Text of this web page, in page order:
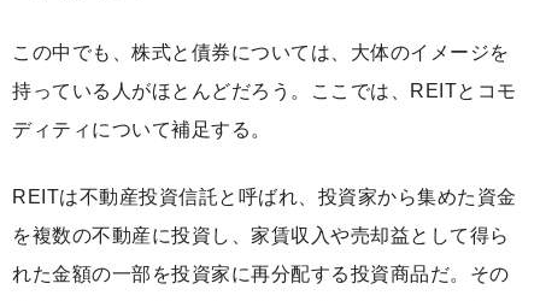
この中でも、株式と債券については、大体のイメージを
持っている人がほとんどだろう。ここでは、REITとコモ
ディティについて補足する。
REITは不動産投資信託と呼ばれ、投資家から集めた資金
を複数の不動産に投資し、家賃収入や売却益として得ら
れた金額の一部を投資家に再分配する投資商品だ。その